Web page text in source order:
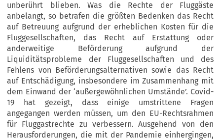
unberührt blieben. Was die Rechte der Fluggäste
anbelangt, so betrafen die größten Bedenken das Recht
auf Betreuung aufgrund der erheblichen Kosten für die
Fluggesellschaften, das Recht auf Erstattung oder
anderweitige Beförderung aufgrund der
Liquiditätsprobleme der Fluggesellschaften und des
Fehlens von Beförderungsalternativen sowie das Recht
auf Entschädigung, insbesondere im Zusammenhang mit
dem Einwand der ‘außergewöhnlichen Umstände’. Covid-
19 hat gezeigt, dass einige umstrittene Fragen
angegangen werden müssen, um den EU-Rechtsrahmen
für Fluggastrechte zu verbessern. Ausgehend von den
Herausforderungen, die mit der Pandemie einhergingen,